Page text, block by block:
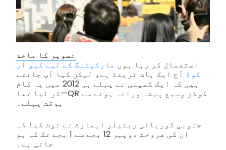
تصویر کا ماخذ
استعمال کر رہا ہوں مارکیٹنگ کے لیے کیو آر
کوڈ آج ایک ہاٹ ٹرینڈ ہے، لیکن کیا آپ جانتے
ہیں کہ ایک کمپنی نے پہلے ہی 2012 میں یہ کام
کر لیا تھا—QR کوڈز وسیع پیشہ ورانہ ہونے سے
بوقت پہلے۔
جنوبی کوریائی ریٹیلر ایمارٹ نے نوٹ کیا کہ
ان کی فروخت دوپہر 12 بجے سے 1 بجے تک کم ہو
جاتی ہے۔